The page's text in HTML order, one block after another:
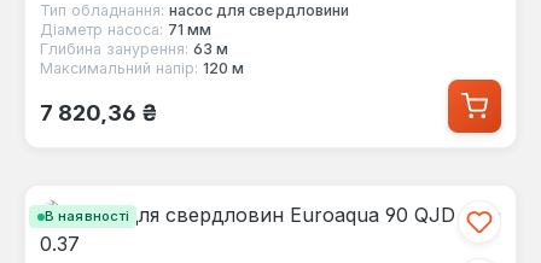
Тип обладнання: насос для свердловини
Діаметр насоса: 71 мм
Глибина занурення: 63 м
Максимальний напір: 120 м
Звичайна ціна:
7 820,36 ₴
В наявності